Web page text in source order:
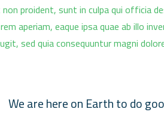
proident, sunt in culpa qui officia
aperiam, eaque ipsa quae ab illo
sed quia consequuntur magni
“We are here on Earth to do